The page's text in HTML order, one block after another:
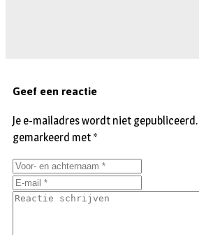
Geef een reactie
Je e-mailadres wordt niet gepubliceerd.
gemarkeerd met *